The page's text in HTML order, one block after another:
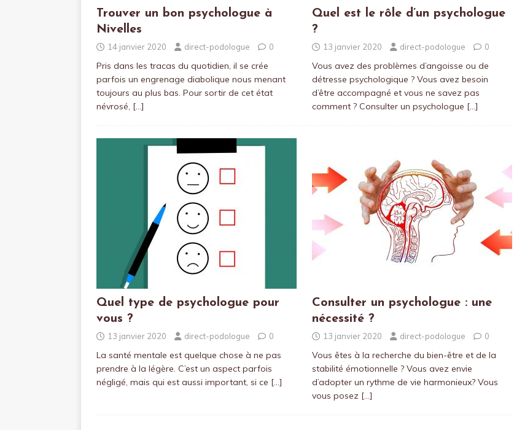
Trouver un bon psychologue à
Nivelles
14 janvier 2020 direct-podologue 0
Pris dans les tracas du quotidien, il se crée
parfois un engrenage diabolique nous menant
toujours au plus bas. Pour sortir de cet état
névrosé, […]
Quel est le rôle d’un psychologue
?
13 janvier 2020 direct-podologue 0
Vous avez des problèmes d’angoisse ou de
détresse psychologique ? Vous avez besoin
d’être accompagné et vous ne savez pas
comment ? Consulter un psychologue […]
Quel type de psychologue pour
vous ?
13 janvier 2020 direct-podologue 0
La santé mentale est quelque chose à ne pas
prendre à la légère. C’est un aspect parfois
négligé, mais qui est aussi important, si ce […]
Consulter un psychologue : une
nécessité ?
13 janvier 2020 direct-podologue 0
Vous êtes à la recherche du bien-être et de la
stabilité émotionnelle ? Vous avez envie
d’adopter un rythme de vie harmonieux? Vous
vous posez […]